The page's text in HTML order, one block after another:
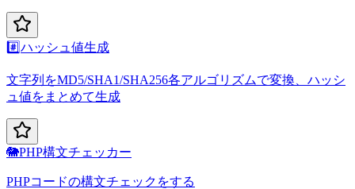
#️⃣ハッシュ値生成
文字列をMD5/SHA1/SHA256各アルゴリズムで変換、ハッシ
ュ値をまとめて生成
🐘PHP構文チェッカー
PHPコードの構文チェックをする